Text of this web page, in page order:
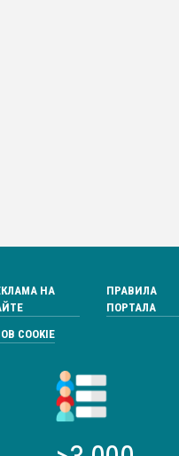
НА
ПРАВИЛА
ПОРТАЛА
COOKIE